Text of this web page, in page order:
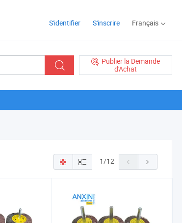
S'identifier S'inscrire Français
Publier la Demande
d'Achat
1/12